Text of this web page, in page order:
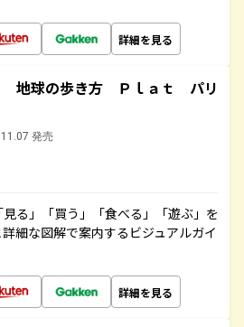
詳細を見る
地球の歩き方 Ｐｌａｔ パリ
発売
る」「買う」「食べる」「遊ぶ」を
細な図解で案内するビジュアルガイ
詳細を見る